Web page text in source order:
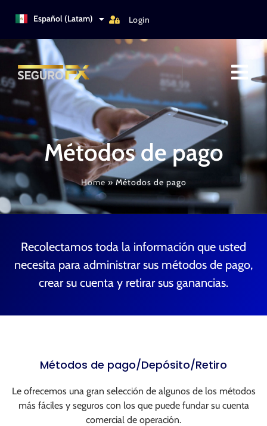
Español (Latam)
Italiano
Login
Métodos de pago
Home»Métodos de pago
Recolectamos toda la información que usted
necesita para administrar sus métodos de pago,
crear su cuenta y retirar sus ganancias.
Métodos de pago/Depósito/Retiro
Le ofrecemos una gran selección de algunos de los métodos
más fáciles y seguros con los que puede fundar su cuenta
comercial de operación.